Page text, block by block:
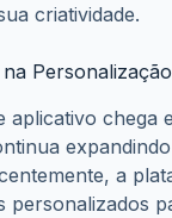
criatividade.
aplicativo chega
a
personalizados